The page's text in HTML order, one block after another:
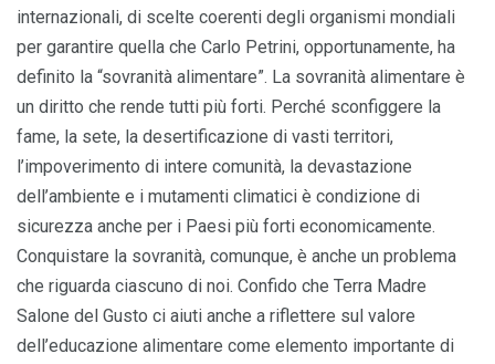
internazionali, di scelte coerenti degli organismi mondiali
per garantire quella che Carlo Petrini, opportunamente, ha
definito la “sovranità alimentare”. La sovranità alimentare è
un diritto che rende tutti più forti. Perché sconfiggere la
fame, la sete, la desertificazione di vasti territori,
l’impoverimento di intere comunità, la devastazione
dell’ambiente e i mutamenti climatici è condizione di
sicurezza anche per i Paesi più forti economicamente.
Conquistare la sovranità, comunque, è anche un problema
che riguarda ciascuno di noi. Confido che Terra Madre
Salone del Gusto ci aiuti anche a riflettere sul valore
dell’educazione alimentare come elemento importante di